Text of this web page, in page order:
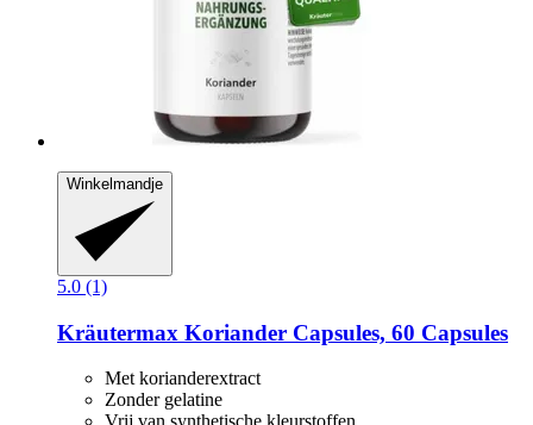
Winkelmandje
5.0 (1)
Kräutermax Koriander Capsules, 60 Capsules
Met korianderextract
Zonder gelatine